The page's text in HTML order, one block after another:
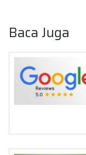
Baca Juga